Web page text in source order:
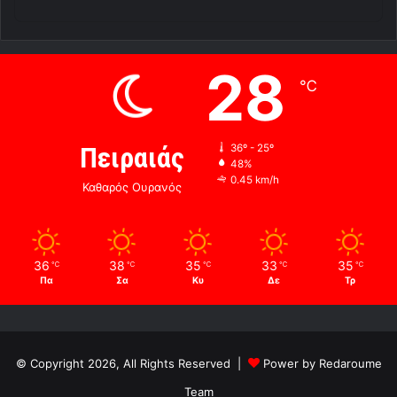
Πειραιάς
Καθαρός Ουρανός
28 ℃
36º - 25º
48%
0.45 km/h
36 ℃
Πα
38 ℃
Σα
35 ℃
Κυ
33 ℃
Δε
35 ℃
Τρ
© Copyright 2026, All Rights Reserved |
Power by Redaroume
Team